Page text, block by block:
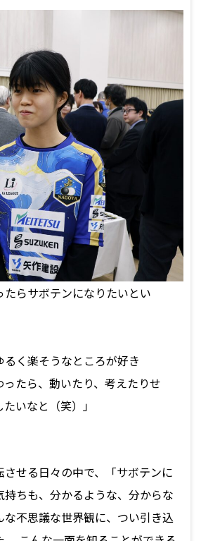
たらサボテンになりたいとい
るく楽そうなところが好き
ったら、動いたり、考えたりせ
いなと（笑）」
せる日々の中で、「サボテンに
ちも、分かるような、分からな
不思議な世界観に、つい引き込